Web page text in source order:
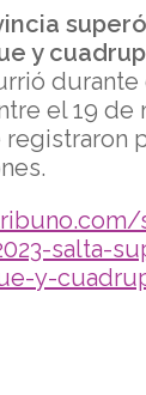
y
el 19 de
salta-
y-